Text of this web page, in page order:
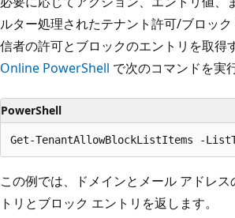
ルター処理されたテナント許可/ブロッ
信者の許可とブロックのエントリを取得
Online PowerShell で次のコマンドを実
PowerShell
この例では、ドメインとメール アドレ
トリとブロック エントリを返します。